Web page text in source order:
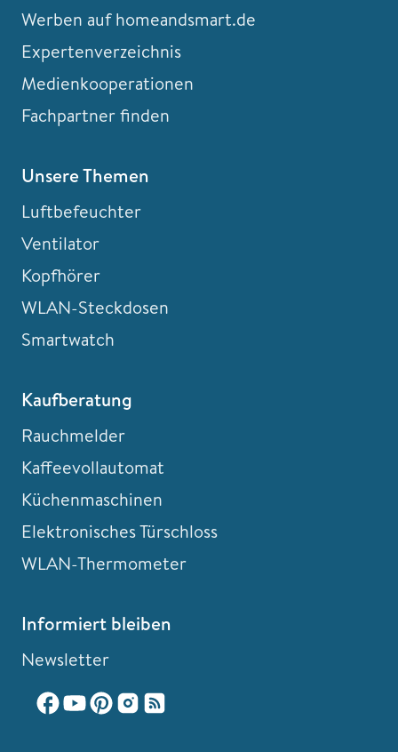
Werben auf homeandsmart.de
Expertenverzeichnis
Medienkooperationen
Fachpartner finden
Unsere Themen
Luftbefeuchter
Ventilator
Kopfhörer
WLAN-Steckdosen
Smartwatch
Kaufberatung
Rauchmelder
Kaffeevollautomat
Küchenmaschinen
Elektronisches Türschloss
WLAN-Thermometer
Informiert bleiben
Newsletter